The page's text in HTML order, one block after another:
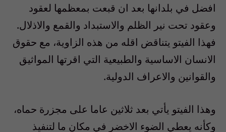
افضل في بلدانها بعد ان قبعت بمعظمها لعقود
وعقود تحت نير الظلم والاستبداد والقمع والاذلال.
فهذا الفيتو يتناقض اقله من هذه الزاوية، مع حقوق
الانسان الاساسية والطبيعية التي اقرتها المواثيق
والقوانين والاعراف الدولية.
وهذا الفيتو يأتي بعد ثلاثين عاما على مجزرة حماه،
وكأنه يعطي الضوء الاخضر في مكان ما لتنفيذ